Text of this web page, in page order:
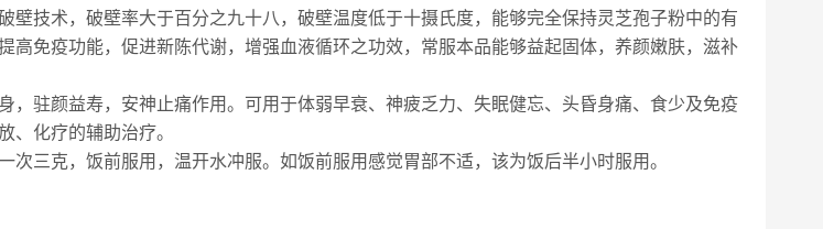
壁技术，破壁率大于百分之九十八，破壁温度低于十摄氏度，能够完全保持灵芝孢子粉中的有
高免疫功能，促进新陈代谢，增强血液循环之功效，常服本品能够益起固体，养颜嫩肤，滋补
，驻颜益寿，安神止痛作用。可用于体弱早衰、神疲乏力、失眠健忘、头昏身痛、食少及免疫
、化疗的辅助治疗。
次三克，饭前服用，温开水冲服。如饭前服用感觉胃部不适，该为饭后半小时服用。